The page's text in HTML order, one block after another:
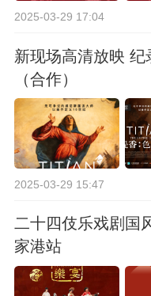
2025-03-29 17:04
新现场高清放映 纪
（合作）
2025-03-29 15:47
二十四伎乐戏剧国
家港站